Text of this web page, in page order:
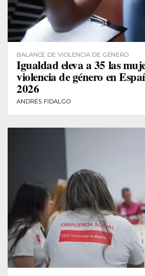
BALANCE DE VIOLENCIA DE GÉNERO
Igualdad eleva a 35 las
violencia de género en
2026
ANDRÉS FIDALGO